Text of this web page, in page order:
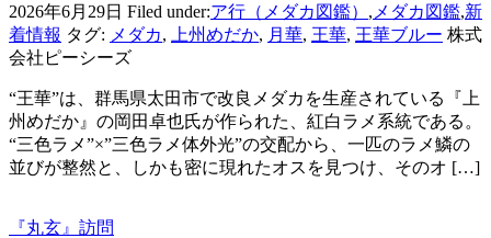
2026年6月29日 Filed under:ア行（メダカ図鑑） , メダカ図鑑,新
着情報 タグ: メダカ, 上州めだか, 月華, 王華, 王華ブルー 株式
会社ピーシーズ
“王華”は、群馬県太田市で改良メダカを生産されている『上
州めだか』の岡田卓也氏が作られた、紅白ラメ系統である。
“三色ラメ”×”三色ラメ体外光”の交配から、一匹のラメ鱗の
並びが整然と、しかも密に現れたオスを見つけ、そのオ […]
『丸玄』訪問